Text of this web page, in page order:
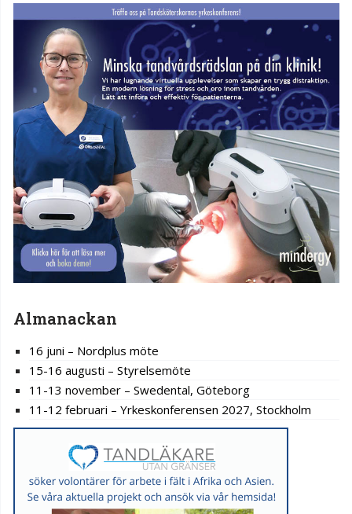
Almanackan
16 juni – Nordplus möte
15-16 augusti – Styrelsemöte
11-13 november – Swedental, Göteborg
11-12 februari – Yrkeskonferensen 2027, Stockholm